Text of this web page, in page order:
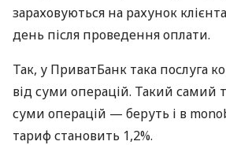
зараховуються на рахунок
день після проведення оплати.
Так, у ПриватБанк така послуга
від суми операцій. Такий самий
суми операцій — беруть і в
тариф становить 1,2%.